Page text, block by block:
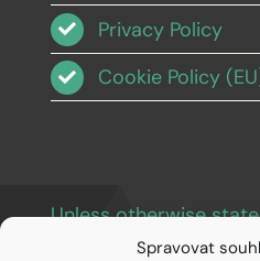
Spravovat
Privacy Policy
Cookie Policy
Unless otherwise
and images are